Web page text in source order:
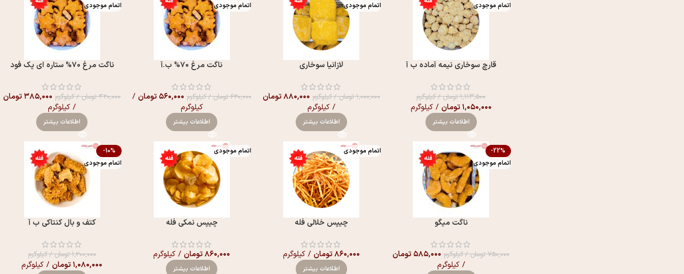
اتمام موجودی
قارچ سوخاری نیمه آماده ب آ
۱,۱۱۳,۵۰۰تومان/ کیلوگرم
۱,۰۵۰,۰۰۰تومان / کیلوگرم
اطلاعات بیشتر
اتمام موجودی
لازانیا سوخاری
۱,۰۰۰,۰۰۰تومان/ کیلوگرم ۸۸۰,۰۰۰تومان
/ کیلوگرم
اطلاعات بیشتر
اتمام موجودی
ناگت مرغ 70% ب.آ
۶۲۰,۰۰۰تومان/ کیلوگرم ۵۶۰,۰۰۰ تومان /
کیلوگرم
اطلاعات بیشتر
اتمام موجودی
ناگت مرغ 70% ستاره ای پک فود
۴۲۰,۰۰۰تومان/ کیلوگرم ۳۸۵,۰۰۰تومان
/ کیلوگرم
اطلاعات بیشتر
-22%
اتمام موجودی
ناگت میگو
۷۵۰,۰۰۰تومان/ کیلوگرم ۵۸۵,۰۰۰ تومان
/ کیلوگرم
اتمام موجودی
چیپس خلالی فله
۸۶۰,۰۰۰تومان / کیلوگرم
اطلاعات بیشتر
اتمام موجودی
چیپس نمکی فله
۸۶۰,۰۰۰تومان / کیلوگرم
اطلاعات بیشتر
-10%
اتمام موجودی
کتف و بال کنتاکی ب آ
۱,۲۰۰,۰۰۰تومان/ کیلوگرم
۱,۰۸۰,۰۰۰تومان / کیلوگرم